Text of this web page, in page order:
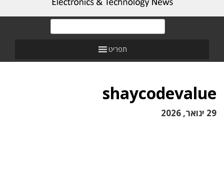
תפריט
shaycodevalue
29 ינואר, 2026